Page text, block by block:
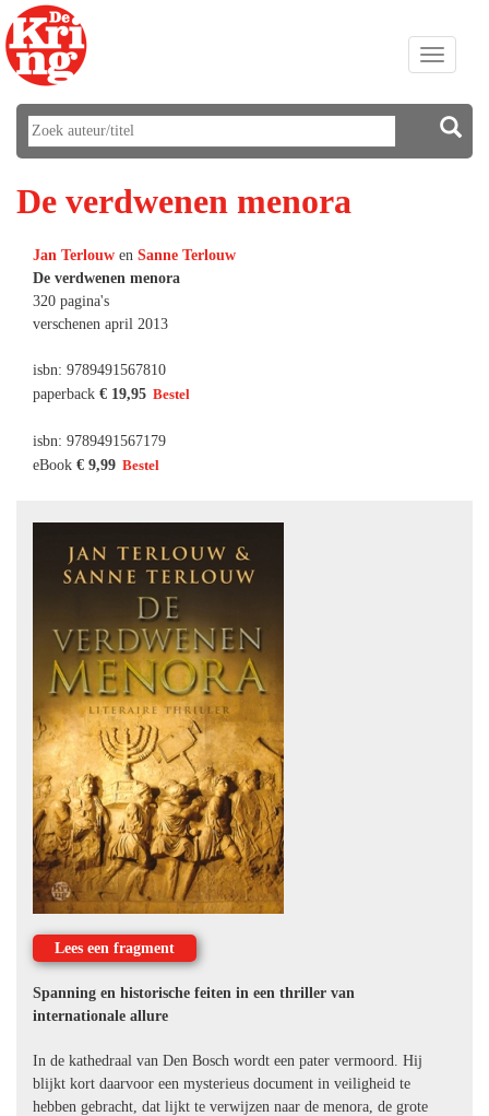
Toggle
De verdwenen menora
Jan Terlouw en Sanne Terlouw
De verdwenen menora
320 pagina's
verschenen april 2013
isbn: 9789491567810
paperback € 19,95
isbn: 9789491567179
eBook € 9,99
Lees een fragment
Spanning en historische feiten in een thriller van
internationale allure
In de kathedraal van Den Bosch wordt een pater vermoord. Hij
blijkt kort daarvoor een mysterieus document in veiligheid te
hebben gebracht, dat lijkt te verwijzen naar de menora, de grote